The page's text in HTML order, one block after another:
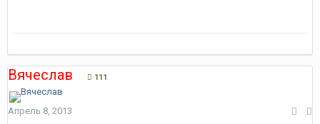
Вячеслав 111
Апрель 8, 2013